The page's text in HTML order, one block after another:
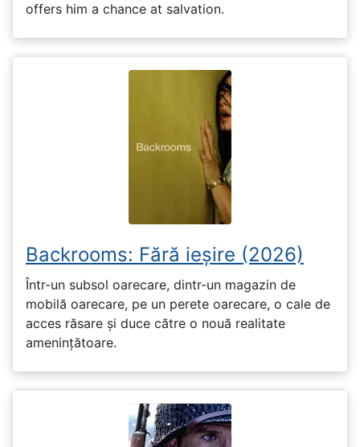
offers him a chance at salvation.
Backrooms: Fără ieșire (2026)
Într-un subsol oarecare, dintr-un magazin de
mobilă oarecare, pe un perete oarecare, o cale de
acces răsare și duce către o nouă realitate
amenințătoare.